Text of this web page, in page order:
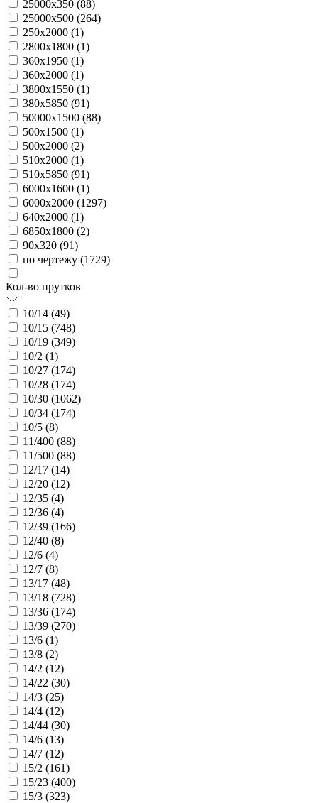
25000х350 (88)
25000х500 (264)
250х2000 (1)
2800х1800 (1)
360х1950 (1)
360х2000 (1)
3800х1550 (1)
380х5850 (91)
50000х1500 (88)
500х1500 (1)
500х2000 (2)
510х2000 (1)
510х5850 (91)
6000х1600 (1)
6000х2000 (1297)
640х2000 (1)
6850х1800 (2)
90х320 (91)
по чертежу (1729)
Кол-во прутков
10/14 (49)
10/15 (748)
10/19 (349)
10/2 (1)
10/27 (174)
10/28 (174)
10/30 (1062)
10/34 (174)
10/5 (8)
11/400 (88)
11/500 (88)
12/17 (14)
12/20 (12)
12/35 (4)
12/36 (4)
12/39 (166)
12/40 (8)
12/6 (4)
12/7 (8)
13/17 (48)
13/18 (728)
13/36 (174)
13/39 (270)
13/6 (1)
13/8 (2)
14/2 (12)
14/22 (30)
14/3 (25)
14/4 (12)
14/44 (30)
14/6 (13)
14/7 (12)
15/2 (161)
15/23 (400)
15/3 (323)